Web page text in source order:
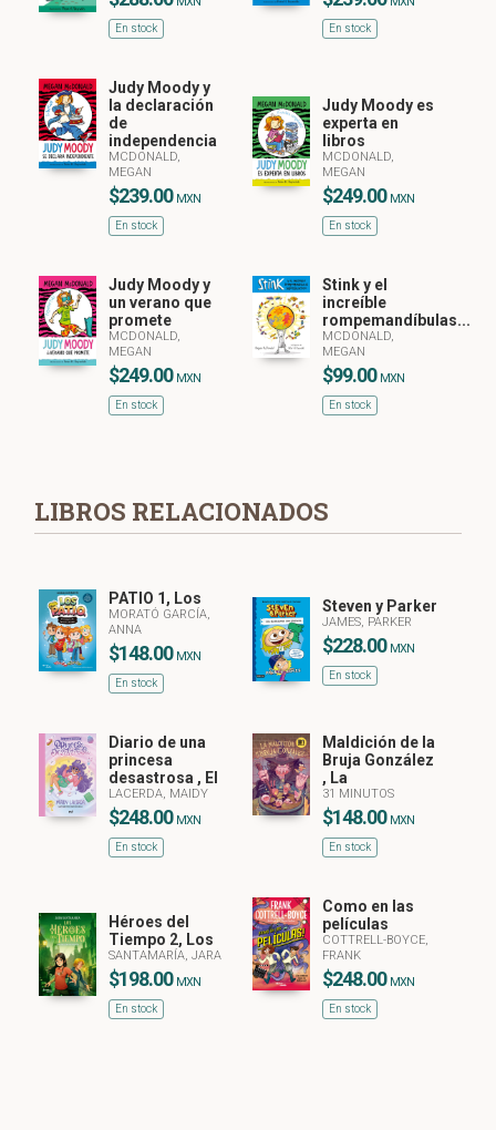
En stock En stock
Judy Moody y
la declaración
de
independencia
MCDONALD,
MEGAN
$239.00 MXN
En stock
Judy Moody es
experta en
libros
MCDONALD,
MEGAN
$249.00 MXN
En stock
Judy Moody y
un verano que
promete
MCDONALD,
MEGAN
$249.00 MXN
En stock
Stink y el
increíble
rompemandíbulas...
MCDONALD,
MEGAN
$99.00 MXN
En stock
LIBROS RELACIONADOS
PATIO 1, Los
MORATÓ GARCÍA,
ANNA
$148.00 MXN
En stock
Steven y Parker
JAMES, PARKER
$228.00 MXN
En stock
Diario de una
princesa
desastrosa , El
LACERDA, MAIDY
$248.00 MXN
En stock
Maldición de la
Bruja González
, La
31 MINUTOS
$148.00 MXN
En stock
Héroes del
Tiempo 2, Los
SANTAMARÍA, JARA
$198.00 MXN
En stock
Como en las
películas
COTTRELL-BOYCE,
FRANK
$248.00 MXN
En stock